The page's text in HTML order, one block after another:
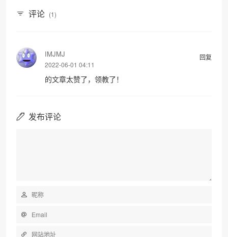
评论 (1)
IMJMJ
2022-06-01 04:11
的文章太赞了，领教了！
回复
发布评论